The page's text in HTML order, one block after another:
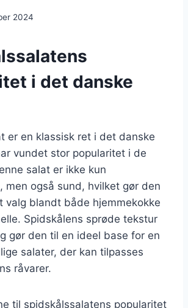
2024
i det danske
er en klassisk ret i det danske
vundet stor popularitet i de
salat er ikke kun
men også sund, hvilket gør den
blandt både hjemmekokke
Spidskålens sprøde tekstur
gør den til en ideel base for en
salater, der kan tilpasses
råvarer.
til spidskålssalatens popularitet